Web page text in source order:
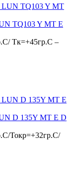
TQ103 Y MT Е
Тк=+45гр.С –
D 135Y MT E D
Токр=+32гр.С/